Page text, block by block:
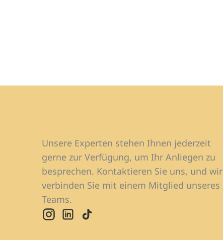
Unsere Experten stehen Ihnen jederzeit
gerne zur Verfügung, um Ihr Anliegen zu
besprechen. Kontaktieren Sie uns, und wir
verbinden Sie mit einem Mitglied unseres
Teams.